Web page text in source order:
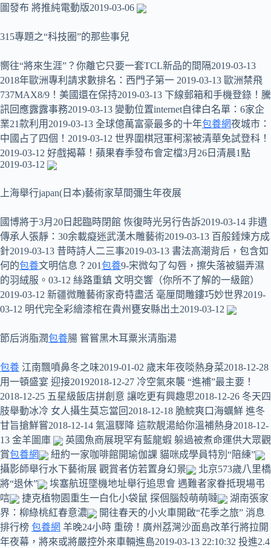
圖發布 將推純電動版2019-03-06
315專題之“科技圈”的那些事兒
嚮往“將來生涯”？你離它只要一套TCL新品的間隔2019-03-13
2018年歐洲專利請求數排名：西門子第一 2019-03-13 歐洲禁飛
737MAX8/9！美國還在保持2019-03-13 下線郵箱和手機登錄！騰
訊回應露露事務2019-03-13 變動位置internet自律白名單：6家企
業21款利用2019-03-13 全球億萬富豪最多的十年包養網夜城市：
中國占了四個！2019-03-12 世界圍棋冠軍柯潔被清華免試登科！
2019-03-12 好戲揭幕！蘋果春季發布會定檔3月26日清晨1點
2019-03-12
上海舉行japan(日本)藝術家草間彌生年夜展
國博將于3月20日起臨時閉館 恢復時光另行告訴2019-03-14 非遺
傳承人張靜：30余載癡迷武漢木雕藝術2019-03-13 百般錘煉方成
針2019-03-13 昔時詩人二三事2019-03-13 書法高潮背后，包含如
何的包養文明信息？201包養9-宋微勾了勾唇，擦失落被貓弄濕
的羽絨服。03-12 絲路重鎮 文明交響（你所不了解的一級館）
2019-03-12 新疆微雕藝術家奇特盡活 毫厘間雕鏤巧妙世界2019-
03-12 明代完全彩繪漆棺在貴州甕安縣出土2019-03-12
節后消脂潤包養腸 嘗嘗黑木耳粟米清脂湯
包養 江南飄噴鼻冬之味2019-01-02 歲末年夜啖熱身菜2018-12-28
用一頓盛宴 迎接20192018-12-27 冷空氣來襲 “進補”最主要！
2018-12-25 五星級飯店拼創意 讓吃更有興趣思2018-12-26 冬天四
肢舉動冰冷 女人攝生莫忘當回2018-12-18 脆鯇爽口海蠣鮮 進冬
甘旨搶鮮嘗2018-12-14 氣溫驟降 這款靚湯給你溫補熱身2018-12-
13 金羊圖庫
英國魚商展現罕有藍龍蝦 躲過被煮命運供大眾觀
賞包養網
紐約一家咖啡館開瑜伽課 貓咪成學員特別“陪練”
攝影師舉行水下藝術展 觀賞者仿若置身幻景
北京573歲八里橋
將“退休”
埃塞航班墜機地址舉行追思會 遇難者家眷抵現場弔
唁
捷克植物園重生一白化小袋鼠 探個腦殼萌萌噠
湖南張家
界：柳綠桃紅春意濃
開往春天的小火車開啟“花季之旅” 消息
排行榜 包養網 羊晚24小時 重磅！廣州荔灣沙面島改革行將拉開
年夜幕，將來或將嚴控外來車輛進島2019-03-13 22:10:32 投進2.4